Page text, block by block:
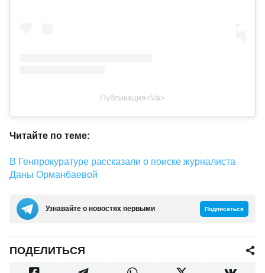
Публикация<\/a>
Читайте по теме:
В Генпрокуратуре рассказали о поиске журналиста
Даны Орманбаевой
Узнавайте о новостях первыми Подписаться
ПОДЕЛИТЬСЯ